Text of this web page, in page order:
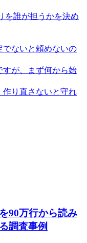
を誰が担うかを決め
でないと頼めないの
すが、まず何から始
作り直さないと守れ
90万行から読み
調査事例